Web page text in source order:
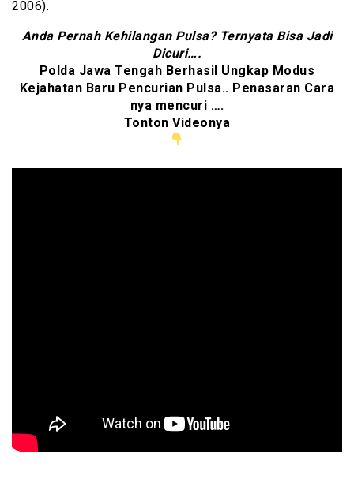
2006).
Anda Pernah Kehilangan Pulsa? Ternyata Bisa Jadi
Dicuri….
Polda Jawa Tengah Berhasil Ungkap Modus
Kejahatan Baru Pencurian Pulsa.. Penasaran Cara
nya mencuri ….
Tonton Videonya